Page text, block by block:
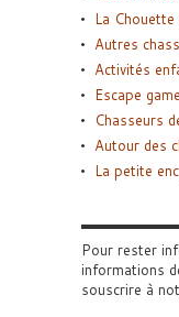
La Chouette
Autres
Activités
Escape
Chasseurs
Autour des
La petite
Pour rester
informations
souscrire à